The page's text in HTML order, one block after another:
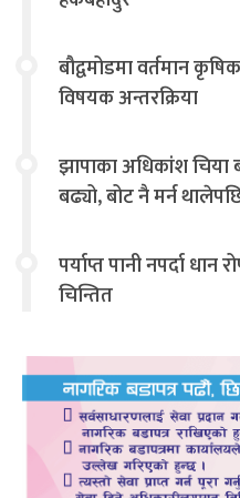
बौद्वमोडमा वर्तमान कृषिका समस्या र समाधान
विषयक अन्तरक्रिया
झापाका अधिकांश चिया
बढ्यो, बोट नै मर्न
पर्याप्त पानी नपर्दा धान
चिन्तित